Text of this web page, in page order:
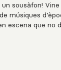
sousàfon! Vine
músiques
escena que no